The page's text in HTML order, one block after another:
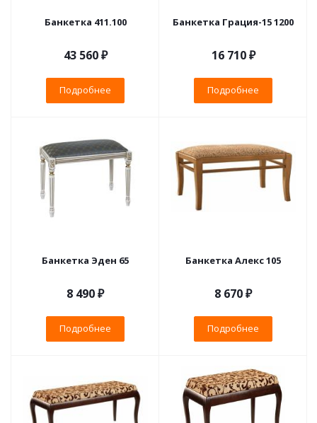
Банкетка 411.100
43 560 ₽
Подробнее
Банкетка Грация-15 1200
16 710 ₽
Подробнее
Банкетка Эден 65
8 490 ₽
Подробнее
Банкетка Алекс 105
8 670 ₽
Подробнее